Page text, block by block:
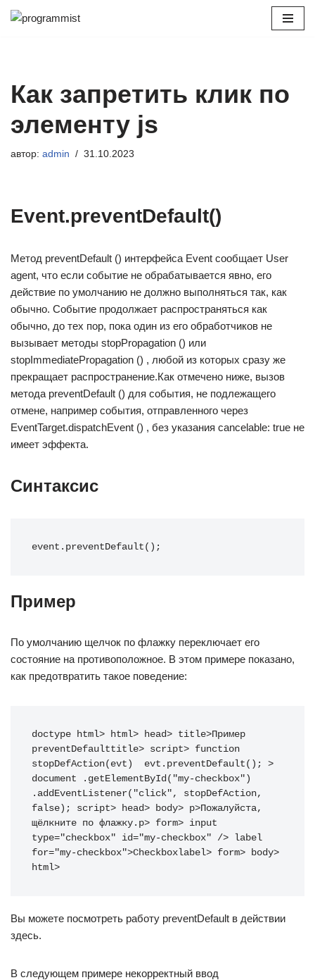
Как запретить клик по
элементу js
автор: admin 31.10.2023
Event.preventDefault()
Метод preventDefault () интерфейса Event сообщает User
agent, что если событие не обрабатывается явно, его
действие по умолчанию не должно выполняться так, как
обычно. Событие продолжает распространяться как
обычно, до тех пор, пока один из его обработчиков не
вызывает методы stopPropagation () или
stopImmediatePropagation () , любой из которых сразу же
прекращает распространение.Как отмечено ниже, вызов
метода preventDefault () для события, не подлежащего
отмене, например события, отправленного через
EventTarget.dispatchEvent () , без указания cancelable: true не
имеет эффекта.
Синтаксис
event.preventDefault();
Пример
По умолчанию щелчок по флажку переключает его
состояние на противоположное. В этом примере показано,
как предотвратить такое поведение:
doctype html> html> head> title>Пример
preventDefaulttitle> script> function
stopDefAction( evt ) evt . preventDefault ( ) ;
>
document
. getElementById( "my-checkbox" )
. addEventListener( "click" , stopDefAction,
false ) ; script> head> body> p>Пожалуйста,
щёлкните по флажку. p> form> input
type="checkbox" id="my-checkbox" />
label
for="my-checkbox">Checkbox label> form> body>
html>
Вы можете посмотреть работу preventDefault в действии
здесь.
В следующем примере некорректный ввод